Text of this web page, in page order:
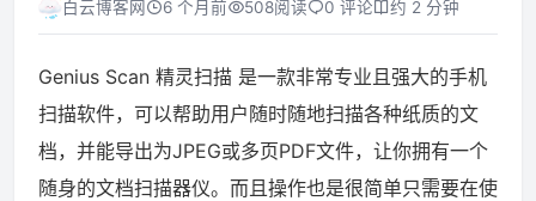
软件仓库
主题插件
技术分享
白云博客网 6 个月前 508阅读 0 评论 约 2 分钟
Genius Scan 精灵扫描 是一款非常专业且强大的手机
扫描软件，可以帮助用户随时随地扫描各种纸质的文
档，并能导出为JPEG或多页PDF文件，让你拥有一个
随身的文档扫描器仪。而且操作也是很简单只需要在使